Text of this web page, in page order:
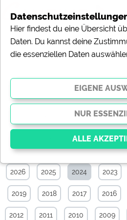
Specials
2026 2025 2024 2023
2019 2018 2017 2016
2012 2011 2010 2009
Hier findest du eine Übersicht
Daten. Du kannst deine
die essenziellen Daten
Essenziell
Essenzielle Cookies ermöglichen
Funktionen und sind für die einwandfreie
werden Teile der Websitenicht